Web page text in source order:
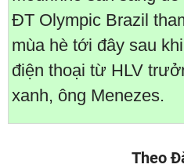
ĐT Olympic Brazil
mùa hè tới đây sau
điện thoại từ HLV
xanh, ông Menezes.
Theo